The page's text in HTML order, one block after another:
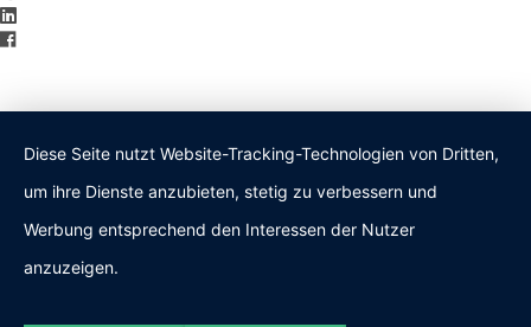
Diese Seite nutzt Website-Tracking-Technologien von Dritten,
um ihre Dienste anzubieten, stetig zu verbessern und
Werbung entsprechend den Interessen der Nutzer
anzuzeigen.